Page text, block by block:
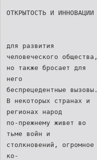
ОТКРЫТОСТЬ И ИННОВАЦИИ
для развития
человеческого общества,
но также бросает для
него
беспрецедентные вызовы.
В некоторых странах и
регионах народ
по-прежнему живет во
тьме войн и
столкновений, огромное
ко-